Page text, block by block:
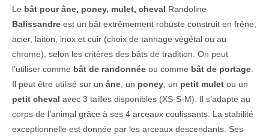
Le bât pour âne, poney, mulet, cheval Randoline
Balissandre est un bât extrêmement robuste construit en frêne,
acier, laiton, inox et cuir (choix de tannage végétal ou au
chrome), selon les critères des bâts de tradition. On peut
l’utiliser comme bât de randonnée ou comme bât de portage
Il peut être utilisé sur un âne , un poney , un petit mulet ou un
petit cheval avec 3 tailles disponibles (XS-S-M). Il s’adapte au
corps de l’animal grâce à ses 4 arceaux coulissants. La stabilité
exceptionnelle est donnée par les arceaux descendants. Ses